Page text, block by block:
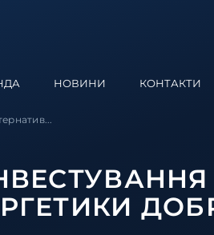
НОВИНИ КОНТАКТИ